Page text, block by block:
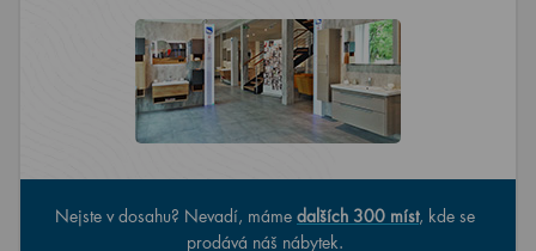
Nejste v dosahu? Nevadí, máme dalších 300 míst, kde se
prodává náš nábytek.